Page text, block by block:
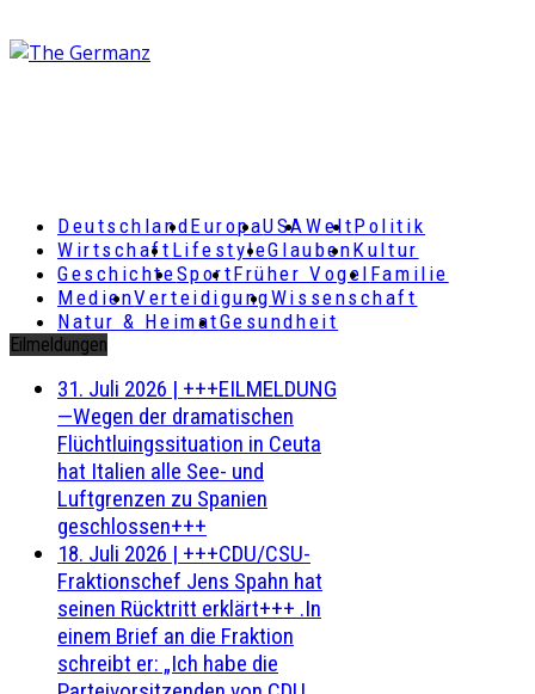
DeutschlandEuropaUSAWeltPolitik
Wirtschaft LifestyleGlaubenKultur
GeschichteSportFrüher Vogel Familie
MedienVerteidigungWissenschaft
Natur & HeimatGesundheit
Eilmeldungen
31. Juli 2026 | +++EILMELDUNG
—Wegen der dramatischen
Flüchtluingssituation in Ceuta
hat Italien alle See- und
Luftgrenzen zu Spanien
geschlossen+++
18. Juli 2026 | +++CDU/CSU-
Fraktionschef Jens Spahn hat
seinen Rücktritt erklärt+++ .In
einem Brief an die Fraktion
schreibt er: „Ich habe die